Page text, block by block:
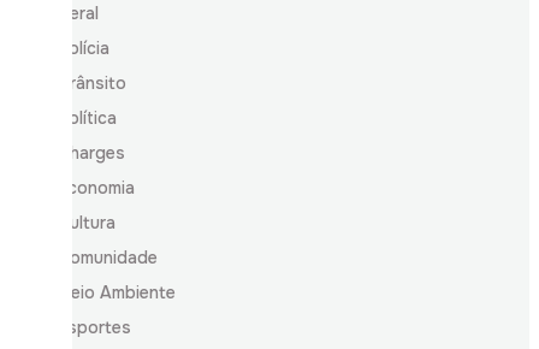
Geral
Polícia
Trânsito
Política
Charges
Economia
Cultura
Comunidade
Meio Ambiente
Esportes